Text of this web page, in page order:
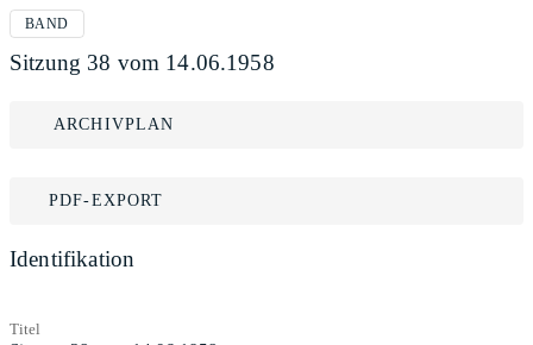
BAND
Sitzung 38 vom 14.06.1958
ARCHIVPLAN
PDF-EXPORT
Identifikation
Titel